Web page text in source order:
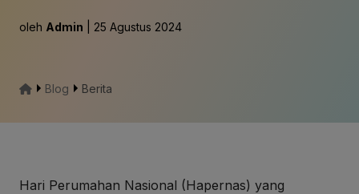
oleh Admin | 25 Agustus 2024
Blog Berita
Hari Perumahan Nasional (Hapernas) yang